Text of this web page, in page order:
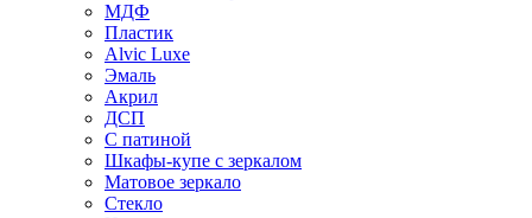
МДФ
Пластик
Alvic Luxe
Эмаль
Акрил
ДСП
С патиной
Шкафы-купе с зеркалом
Матовое зеркало
Стекло